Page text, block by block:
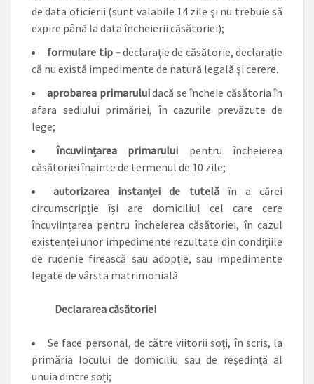
de data oficierii (sunt valabile 14 zile şi nu trebuie să
expire până la data încheierii căsătoriei);
formulare tip –declaraţie de căsătorie, declaraţie
că nu există impedimente de natură legală şi cerere.
aprobarea primaruluidacă se încheie căsătoria în
afara sediului primăriei, în cazurile prevăzute de
lege;
încuviințarea primarului pentru încheierea
căsătoriei înainte de termenul de 10 zile;
autorizarea instanței de tutelăîn a cărei
circumscripție își are domiciliul cel care cere
încuviințarea pentru încheierea căsătoriei, în cazul
existenței unor impedimente rezultate din condițiile
de rudenie firească sau adopție, sau impedimente
legate de vârsta matrimonială
Declararea căsătoriei
Se face personal, de către viitorii soți, în scris, la
primăria locului de domiciliu sau de reședință al
unuia dintre soți;